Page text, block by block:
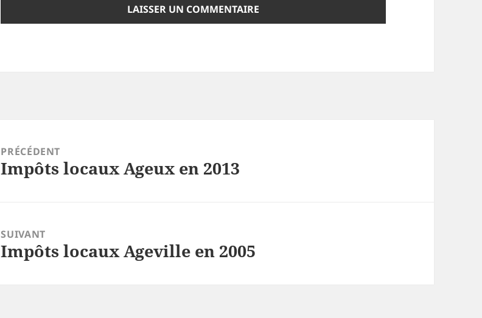
PRÉCÉDENT
Article
Impôts locaux Ageux en 2013
SUIVANT
Article
Impôts locaux Ageville en 2005